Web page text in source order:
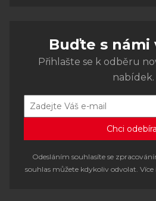
Buďte s námi
Přihlašte se k odběru
nabídek.
Odesláním souhlasíte se
souhlas můžete kdykoliv odvolat.